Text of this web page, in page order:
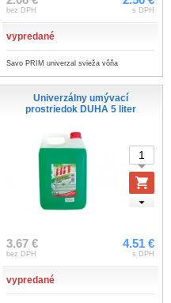
bez DPH s DPH
vypredané
Savo PRIM univerzal svieža vôňa
Univerzálny umývací
prostriedok DUHA 5 liter
3.67 €
bez DPH
4.51 €
s DPH
vypredané